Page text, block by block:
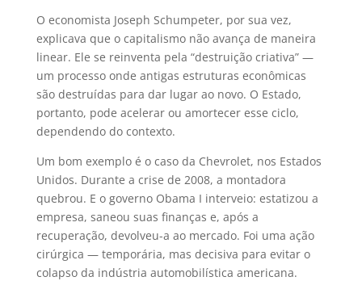
O economista Joseph Schumpeter, por sua vez,
explicava que o capitalismo não avança de maneira
linear. Ele se reinventa pela “destruição criativa” —
um processo onde antigas estruturas econômicas
são destruídas para dar lugar ao novo. O Estado,
portanto, pode acelerar ou amortecer esse ciclo,
dependendo do contexto.
Um bom exemplo é o caso da Chevrolet, nos Estados
Unidos. Durante a crise de 2008, a montadora
quebrou. E o governo Obama I interveio: estatizou a
empresa, saneou suas finanças e, após a
recuperação, devolveu-a ao mercado. Foi uma ação
cirúrgica — temporária, mas decisiva para evitar o
colapso da indústria automobilística americana.